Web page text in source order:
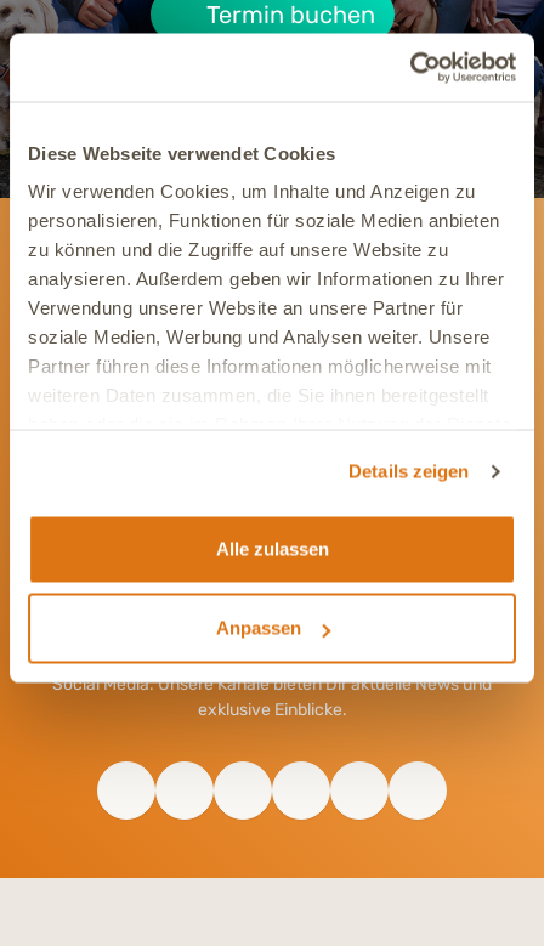
Diese Webseite verwendet Cookies
Wir verwenden Cookies, um Inhalte und Anzeigen zu
personalisieren, Funktionen für soziale Medien anbieten
zu können und die Zugriffe auf unsere Website zu
analysieren. Außerdem geben wir Informationen zu Ihrer
Verwendung unserer Website an unsere Partner für
soziale Medien, Werbung und Analysen weiter. Unsere
Partner führen diese Informationen möglicherweise mit
weiteren Daten zusammen, die Sie ihnen bereitgestellt
Details zeigen
Alle zulassen
Anpassen
Termin buchen
Newsletter
Wir informieren Dich gerne mit wertvollen Tipps
und Angeboten rund um die Gesundheit Deines
Tieres.
Werde Teil unserer Community
Bleib immer auf dem Laufenden und vernetze Dich mit uns auf
Social Media. Unsere Kanäle bieten Dir aktuelle News und
exklusive Einblicke.